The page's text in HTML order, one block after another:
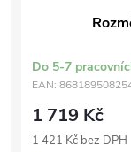
Do 5-7
EAN:
1 719 Kč
1 421 Kč bez DPH